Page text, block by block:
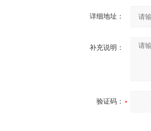
详细地址：
补充说明：
验证码：